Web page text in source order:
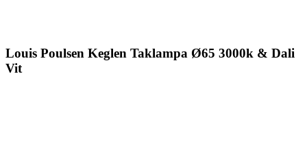
Louis Poulsen Keglen Taklampa Ø65 3000k & Dali
Vit